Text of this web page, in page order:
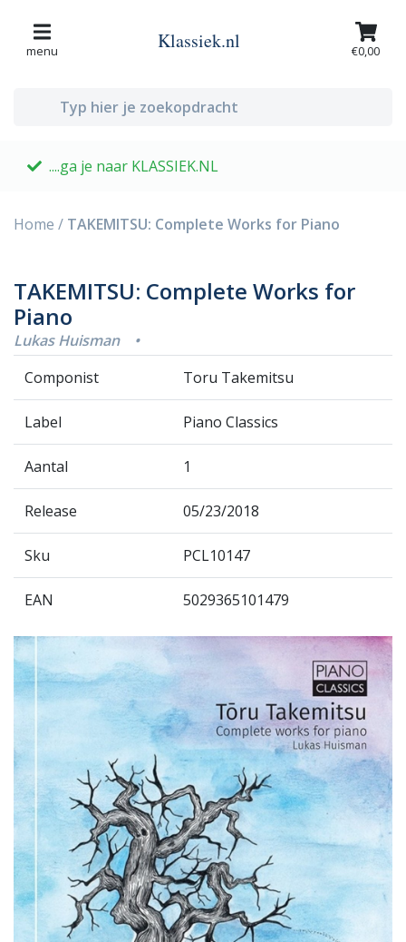
menu Klassiek.nl €0,00
....ga je naar KLASSIEK.NL
Home / TAKEMITSU: Complete Works for Piano
TAKEMITSU: Complete Works for
Piano
Lukas Huisman
•
Componist
Toru Takemitsu
Label Piano Classics
Aantal 1
Release 05/23/2018
Sku PCL10147
EAN 5029365101479